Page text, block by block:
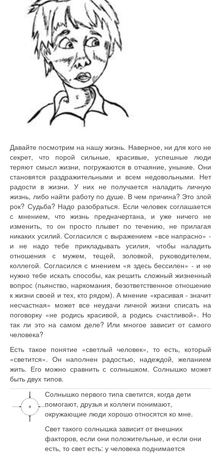
Давайте посмотрим на нашу жизнь. Наверное, ни для кого не
секрет, что порой сильные, красивые, успешные люди
теряют смысл жизни, погружаются в отчаяние, уныние. Они
становятся раздражительными и всем недовольными. Нет
радости в жизни. У них не получается наладить личную
жизнь, либо найти работу по душе. В чем причина? Это злой
рок? Судьба? Надо разобраться. Если человек соглашается
с мнением, что жизнь предначертана, и уже ничего не
изменить, то он просто плывет по течению, не прилагая
никаких усилий. Согласился с выражением «все напрасно» -
и не надо тебе прикладывать усилия, чтобы наладить
отношения с мужем, тещей, золовкой, руководителем,
коллегой. Согласился с мнением «я здесь бессилен» - и не
нужно тебе искать способы, как решить сложный жизненный
вопрос (пьянство, наркомания, безответственное отношение
к жизни своей и тех, кто рядом). А мнение «красивая - значит
несчастная» может все неудачи личной жизни списать на
поговорку «не родись красивой, а родись счастливой». Но
так ли это на самом деле? Или многое зависит от самого
человека?
Есть такое понятие «светлый человек», то есть, который
«светится». Он наполнен радостью, надеждой, желанием
жить. Его можно сравнить с солнышком. Солнышко может
быть двух типов.
Солнышко первого типа светится, когда дети
помогают, друзья и коллеги понимают,
окружающие люди хорошо относятся ко мне.
Свет такого солнышка зависит от внешних
факторов, если они положительные, и если они
есть, то свет есть: у человека поднимается